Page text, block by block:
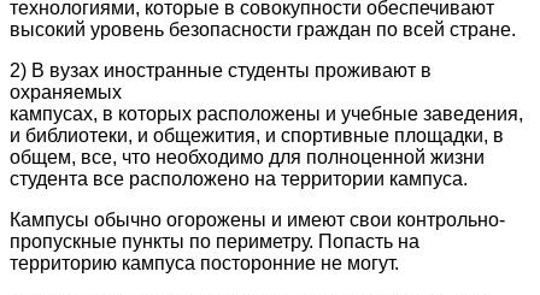
технологиями, которые в совокупности обеспечивают
высокий уровень безопасности граждан по всей стране.
2) В вузах иностранные студенты проживают в
охраняемых
кампусах, в которых расположены и учебные заведения,
и библиотеки, и общежития, и спортивные площадки, в
общем, все, что необходимо для полноценной жизни
студента все расположено на территории кампуса.
Кампусы обычно огорожены и имеют свои контрольно-
пропускные пункты по периметру. Попасть на
территорию кампуса посторонние не могут.